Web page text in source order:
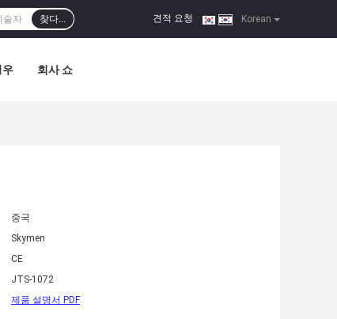
Korean
견적 요청 |
찾다...
우 회사 쇼
중국
Skymen
CE
JTS-1072
제품 설명서 PDF